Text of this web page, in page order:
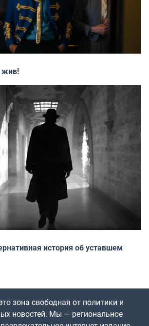
жив!
история об уставшем
зона свободная от политики и
новостей. Мы — региональное